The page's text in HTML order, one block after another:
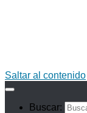
Saltar al contenido
Buscar: